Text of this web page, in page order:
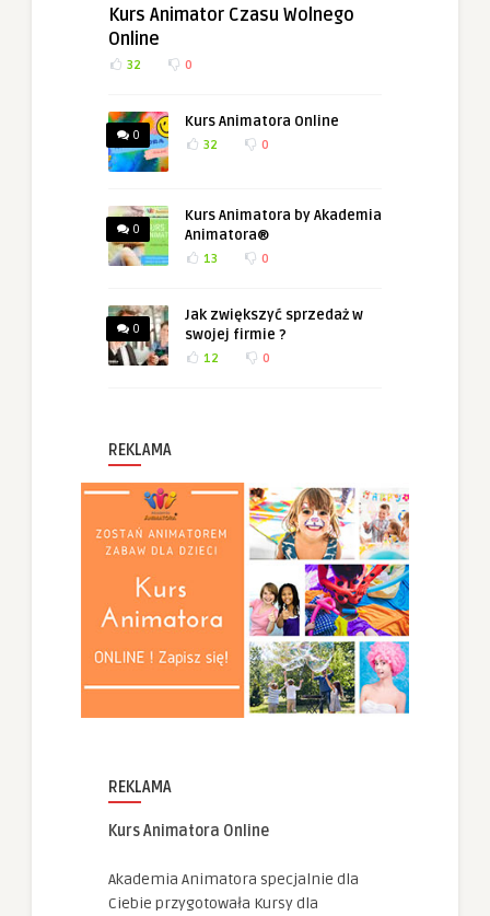
Kurs Animator Czasu Wolnego
Online
32 0
0
Kurs Animatora Online
32 0
0
Kurs Animatora by Akademia
Animatora®
13 0
0
Jak zwiększyć sprzedaż w
swojej firmie ?
12 0
REKLAMA
REKLAMA
Kurs Animatora Online
Akademia Animatora specjalnie dla
Ciebie przygotowała Kursy dla